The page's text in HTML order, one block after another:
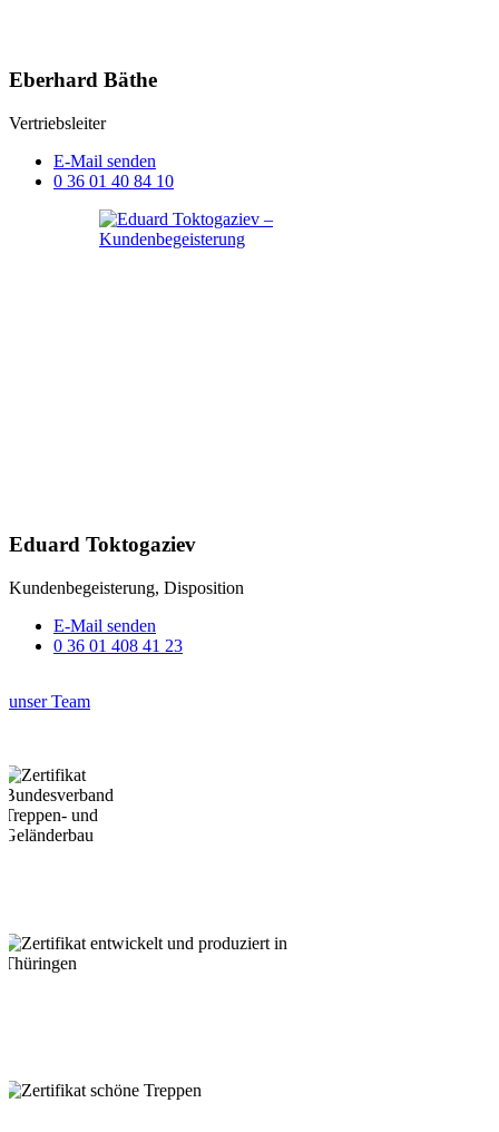
Eberhard Bäthe
Vertriebsleiter
E-Mail senden
0 36 01 40 84 10
Eduard Toktogaziev
Kundenbegeisterung, Disposition
E-Mail senden
0 36 01 408 41 23
unser Team